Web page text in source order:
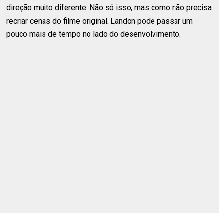
direção muito diferente. Não só isso, mas como não precisa
recriar cenas do filme original, Landon pode passar um
pouco mais de tempo no lado do desenvolvimento.